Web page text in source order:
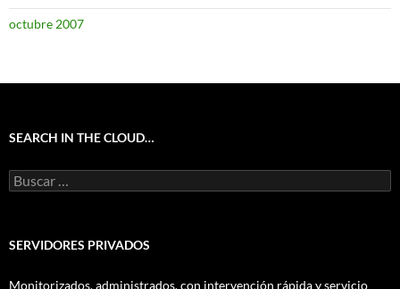
octubre 2007
SEARCH IN THE CLOUD…
Buscar:
SERVIDORES PRIVADOS
Monitorizados, administrados, con intervención rápida y servicio